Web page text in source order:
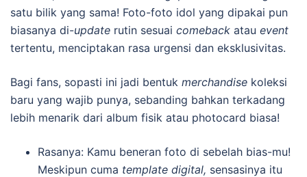
satu bilik yang sama! Foto-foto idol yang dipakai pun
biasanya di-update rutin sesuai comeback atau event
tertentu, menciptakan rasa urgensi dan eksklusivitas.
Bagi fans, sopasti ini jadi bentuk merchandise koleksi
baru yang wajib punya, sebanding bahkan terkadang
lebih menarik dari album fisik atau photocard biasa!
Rasanya: Kamu beneran foto di sebelah bias-mu!
Meskipun cuma template digital, sensasinya itu